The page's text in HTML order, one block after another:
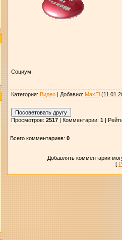
Социум:
Категория: Видео| Добавил: MaxEl
Просмотров: 2517| Комментарии: 1|
Всего комментариев: 0
Добавлять комментарии
[